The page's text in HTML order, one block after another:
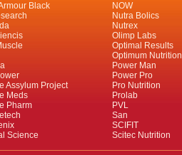
Black
Assylum Project
Meds
Pharm
Science
NOW
Nutra Bolics
Nutrex
Olimp Labs
Optimal Results
Optimum Nutrition
Power Man
Power Pro
Pro Nutrition
Prolab
PVL
San
SCIFIT
Scitec Nutrition